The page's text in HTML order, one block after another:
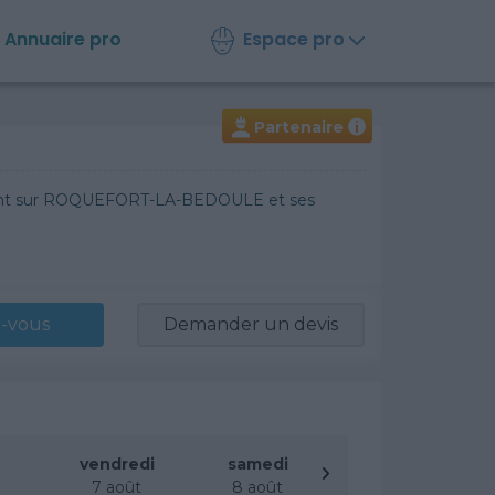
Annuaire pro Espace pro
Partenaire i
sur ROQUEFORT-LA-BEDOULE et ses
vous Demander un devis
vendredi
7 août
samedi
8 août